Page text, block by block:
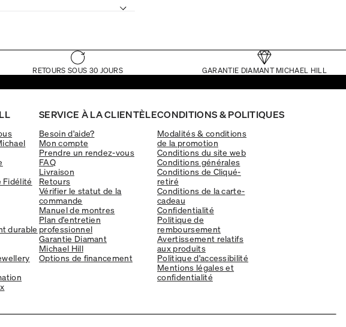
RETOURS SOUS 30 JOURS GARANTIE DIAMANT MICHAEL HILL
Fidélité
durable
SERVICE À LA CLIENTÈLE
Besoin d'aide?
Mon compte
Prendre un rendez-vous
FAQ
Livraison
Retours
Vérifier le statut de la
commande
Manuel de montres
Plan d'entretien
professionnel
Garantie Diamant
Michael Hill
Options de financement
CONDITIONS & POLITIQUES
Modalités & conditions
de la promotion
Conditions du site web
Conditions générales
Conditions de Cliqué-
retiré
Conditions de la carte-
cadeau
Confidentialité
Politique de
remboursement
Avertissement relatifs
aux produits
Politique d'accessibilité
Mentions légales et
confidentialité